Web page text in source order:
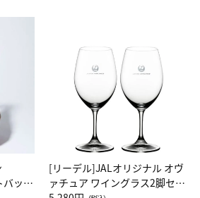
ッグ
[リーデル]JALオリジナル オヴ
ァチュア ワイングラス2脚セッ